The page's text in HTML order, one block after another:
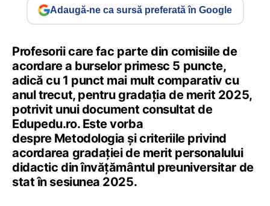
Adaugă-ne ca sursă preferată în Google
Profesorii care fac parte din comisiile de
acordare a burselor primesc 5 puncte,
adică cu 1 punct mai mult comparativ cu
anul trecut, pentru gradația de merit 2025,
potrivit unui document consultat de
Edupedu.ro. Este vorba
despre Metodologia şi criteriile privind
acordarea gradaţiei de merit personalului
didactic din învăţământul preuniversitar de
stat în sesiunea 2025.